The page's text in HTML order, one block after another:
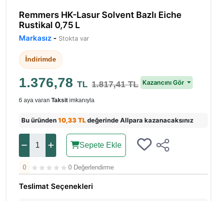
Remmers HK-Lasur Solvent Bazlı Eiche
Rustikal 0,75 L
Markasız - Stokta var
İndirimde
1.376,78 TL 1.817,41 TL Kazancını Gör
6 aya varan Taksit imkanıyla
Bu üründen10,33 TLdeğerinde Allpara kazanacaksınız
Sepete Ekle
0 0 Değerlendirme
Teslimat Seçenekleri